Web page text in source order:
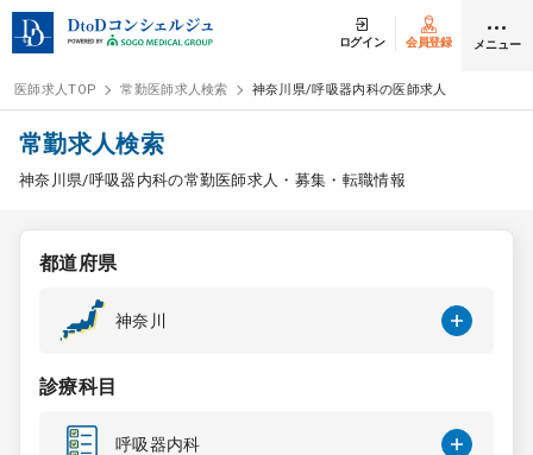
ログイン 会員登録 メニュー
ログイン
医師求人
常勤検索
スポット検索
医師求人TOP 常勤医師求人検索 神奈川県/呼吸器内科の医師求人
常勤求人検索
神奈川県/呼吸器内科の常勤医師求人・募集・転職情報
都道府県
神奈川
診療科目
呼吸器内科